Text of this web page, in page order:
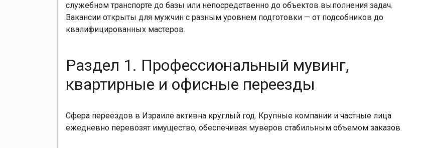
служебном транспорте до базы или непосредственно до объектов выполнения задач.
Вакансии открыты для мужчин с разным уровнем подготовки — от подсобников до
квалифицированных мастеров.
Раздел 1. Профессиональный мувинг,
квартирные и офисные переезды
Сфера переездов в Израиле активна круглый год. Крупные компании и частные лица
ежедневно перевозят имущество, обеспечивая муверов стабильным объемом заказов.